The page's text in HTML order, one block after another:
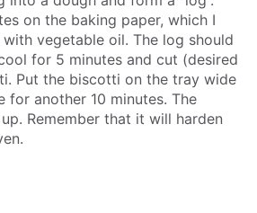
on the baking paper, which I
vegetable oil. The log should
for 5 minutes and cut (desired
Put the biscotti on the tray wide
for another 10 minutes. The
Remember that it will harden